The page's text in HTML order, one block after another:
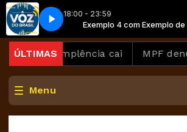
18:00 - 23:59
locutora Exemplo 4 com Exemplo de
A Voz do Brasil - Completo
ÚLTIMAS
inadimplência cai MPF
Menu